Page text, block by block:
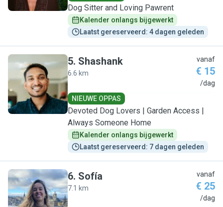
Dog Sitter and Loving Pawrent
Kalender onlangs bijgewerkt
Laatst gereserveerd: 4 dagen geleden
S
5. Shashank
6.6 km
vanaf
€ 15
/dag
NIEUWE OPPAS
Devoted Dog Lovers | Garden Access |
Always Someone Home
Kalender onlangs bijgewerkt
Laatst gereserveerd: 7 dagen geleden
S
6. Sofía
7.1 km
vanaf
€ 25
/dag